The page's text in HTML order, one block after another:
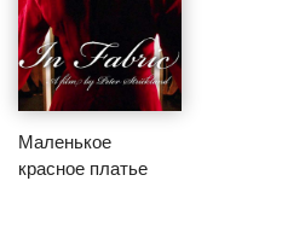
Маленькое
красное платье